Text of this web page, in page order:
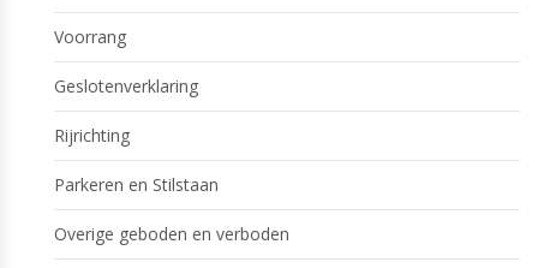
Voorrang
Geslotenverklaring
Rijrichting
Parkeren en Stilstaan
Overige geboden en verboden